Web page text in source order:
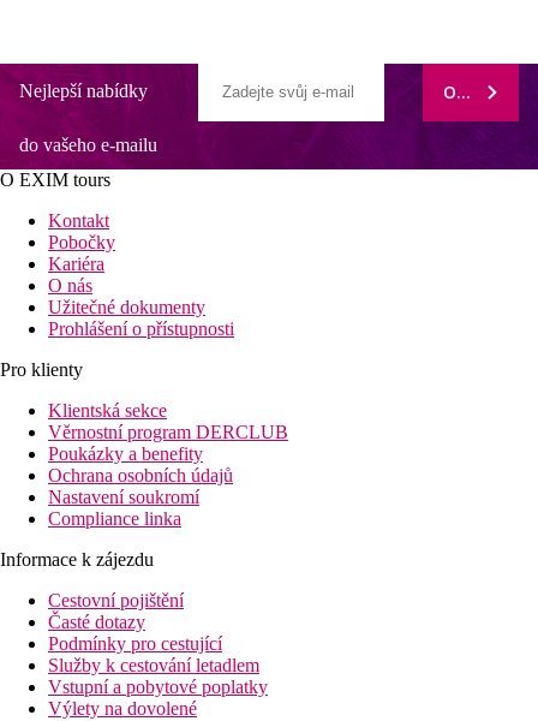
Nejlepší nabídky
do vašeho e-mailu
ODEBÍRAT
O EXIM tours
Kontakt
Pobočky
Kariéra
O nás
Užitečné dokumenty
Prohlášení o přístupnosti
Pro klienty
Klientská sekce
Věrnostní program DERCLUB
Poukázky a benefity
Ochrana osobních údajů
Nastavení soukromí
Compliance linka
Informace k zájezdu
Cestovní pojištění
Časté dotazy
Podmínky pro cestující
Služby k cestování letadlem
Vstupní a pobytové poplatky
Výlety na dovolené